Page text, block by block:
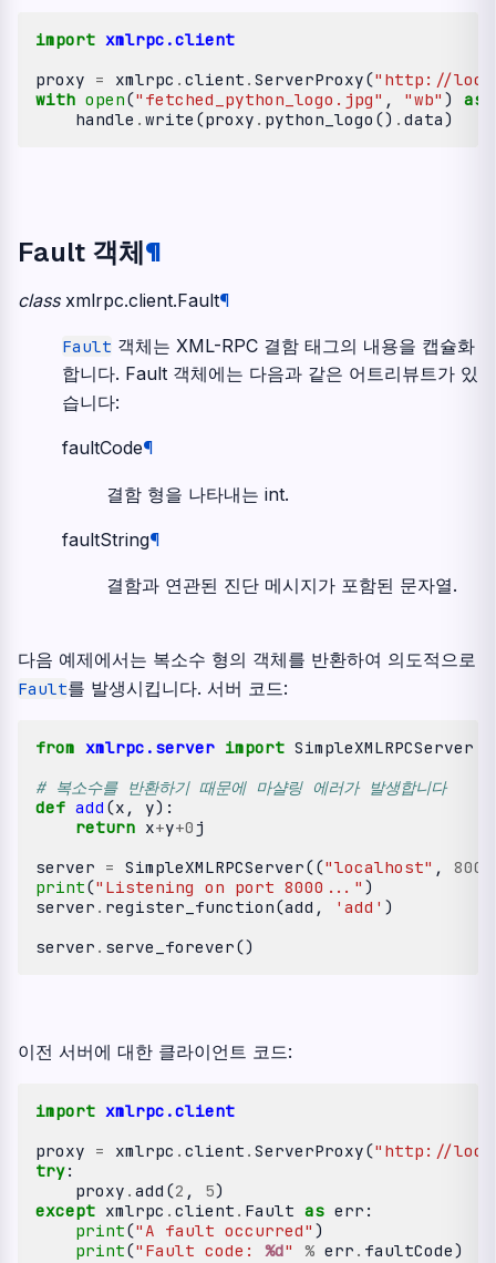
import xmlrpc.client
proxy = xmlrpc . client . ServerProxy("http://
with open("fetched_python_logo.jpg" , "wb" ) as
handle . write (proxy . python_logo () . data)
Fault 객체¶
class xmlrpc.client.Fault¶
Fault 객체는 XML-RPC 결함 태그의 내용을 캡슐화
합니다. Fault 객체에는 다음과 같은 어트리뷰트가 있
습니다:
faultCode¶
결함 형을 나타내는 int.
faultString¶
결함과 연관된 진단 메시지가 포함된 문자열.
다음 예제에서는 복소수 형의 객체를 반환하여 의도적으로
Fault를 발생시킵니다. 서버 코드:
from xmlrpc.server import SimpleXMLRPCServer
# 복소수를 반환하기 때문에 마샬링 에러가 발생합니다
def add (x , y):
return x+y+0 j
server = SimpleXMLRPCServer(("localhost" , 8000
print("Listening on port 8000..." )
server . register_function(add , 'add' )
server . serve_forever()
이전 서버에 대한 클라이언트 코드:
import xmlrpc.client
proxy = xmlrpc . client . ServerProxy("http://
try:
proxy . add (2 , 5)
except xmlrpc . client . Fault as err :
print("A fault occurred" )
print("Fault code: %d" % err . faultCode)